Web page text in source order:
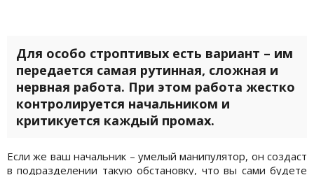
Для особо строптивых есть вариант – им
передается самая рутинная, сложная и
нервная работа. При этом работа жестко
контролируется начальником и
критикуется каждый промах.
Если же ваш начальник – умелый манипулятор, он создаст
в подразделении такую обстановку, что вы сами будете